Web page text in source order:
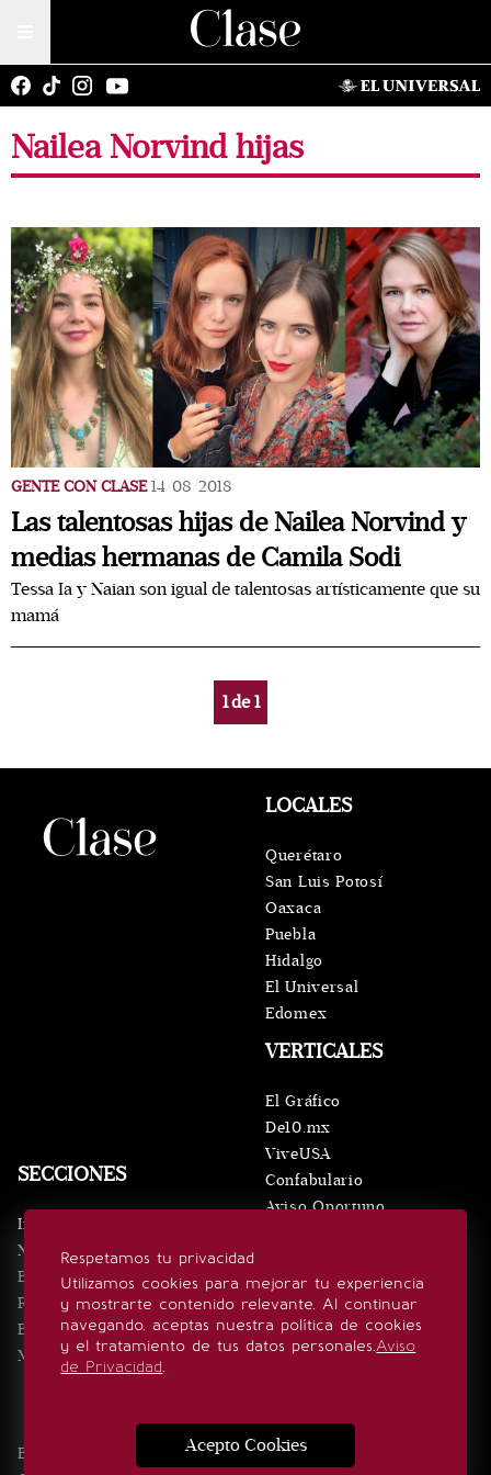
Nailea Norvind hijas
GENTE CON CLASE 14/08/2018
Las talentosas hijas de Nailea Norvind y
medias hermanas de Camila Sodi
Tessa Ia y Naian son igual de talentosas artísticamente que su
mamá
1de1
Respetamos tu privacidad
Utilizamos cookies para mejorar tu experiencia
y mostrarte contenido relevante. Al continuar
navegando, aceptas nuestra política de cookies
y el tratamiento de tus datos personales.Aviso
de Privacidad.
Acepto Cookies
SECCIONES
Inicio
Noticias
Eventos
Realeza
Estilo de vida
Minuto x Minuto
VERTICALES
El Gráfico
De10.mx
ViveUSA
Confabulario
Aviso Oportuno
LOCALES
Querétaro
San Luis Potosí
Oaxaca
Puebla
Hidalgo
El Universal
Edomex
SÍGUENOS
Edición Impresa Noticias Quiénes somos